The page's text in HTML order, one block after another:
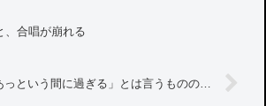
、合唱が崩れる
っという間に過ぎる」とは言うものの…